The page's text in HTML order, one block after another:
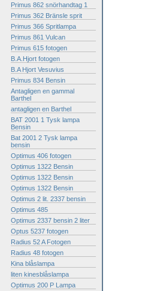
Primus 862 snörhandtag 1
Primus 362 Bränsle sprit
Primus 366 Spritlampa
Primus 861 Vulcan
Primus 615 fotogen
B.A.Hjort fotogen
B.A Hjort Vesuvius
Primus 834 Bensin
Antagligen en gammal
Barthel
antagligen en Barthel
BAT 2001 1 Tysk lampa
Bensin
Bat 2001 2 Tysk lampa
bensin
Optimus 406 fotogen
Optimus 1322 Bensin
Optimus 1322 Bensin
Optimus 1322 Bensin
Optimus 2 lit. 2337 bensin
Optimus 485
Optimus 2337 bensin 2 liter
Optus 5237 fotogen
Radius 52 A Fotogen
Radius 48 fotogen
Kina blåslampa
liten kinesblåslampa
Optimus 200 P Lampa